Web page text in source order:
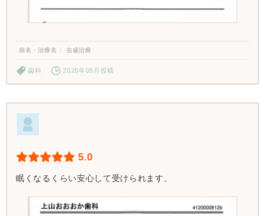
病名・治療名 虫歯治療
歯科 2025年09月投稿
5.0
眠くなるくらい安心して受けられます。